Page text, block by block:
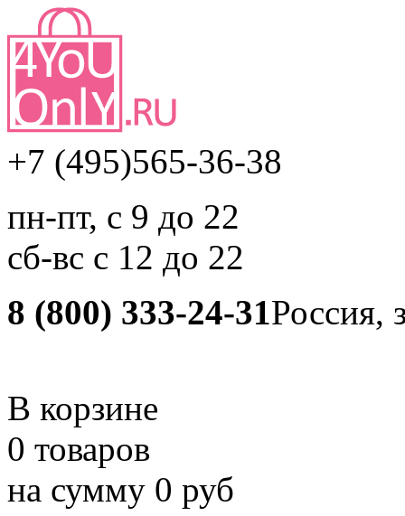
+7 (495)565-36-38
пн-пт, с 9 до 22
сб-вс с 12 до 22
8 (800) 333-24-31Россия,
В корзине
0 товаров
на сумму 0 руб